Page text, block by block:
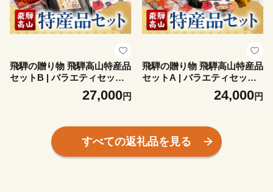
飛騨の贈り物 飛騨高山特産品
セットB | バラエティセット
お楽しみ 特産品 ギフト お土
産 人気 飛騨牛 カレー 朴葉み
27,000円
飛騨の贈り物 飛騨高山特産品
セットA | バラエティセット
お楽しみ 特産品 ギフト お土
産 人気 飛騨牛 カレー 朴葉み
24,000円
すべての返礼品を見る